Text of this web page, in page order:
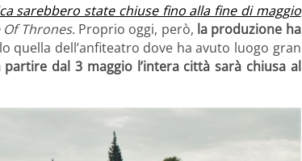
sarebbero state chiuse fino alla fine di maggio
Of Thrones. Proprio oggi, però, la produzione ha
quella dell’anfiteatro dove ha avuto luogo gran
partire dal 3 maggio l’intera città sarà chiusa al